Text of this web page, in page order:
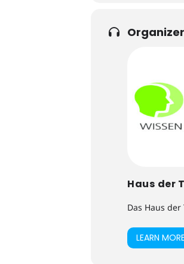
Organizer
Haus der
Das Haus
LEARN MORE